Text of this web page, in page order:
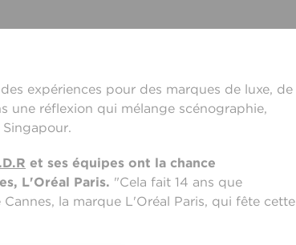
expériences pour des marques de luxe, de
une réflexion qui mélange scénographie,
et ses équipes ont la chance
L'Oréal Paris. "Cela fait 14 ans que
la marque L'Oréal Paris, qui fête cette